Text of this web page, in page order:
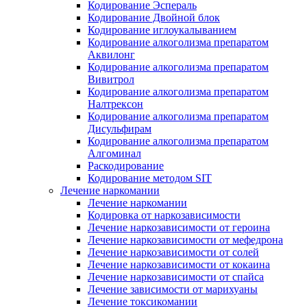
Кодирование Эспераль
Кодирование Двойной блок
Кодирование иглоукалыванием
Кодирование алкоголизма препаратом
Аквилонг
Кодирование алкоголизма препаратом
Вивитрол
Кодирование алкоголизма препаратом
Налтрексон
Кодирование алкоголизма препаратом
Дисульфирам
Кодирование алкоголизма препаратом
Алгоминал
Раскодирование
Кодирование методом SIT
Лечение наркомании
Лечение наркомании
Кодировка от наркозависимости
Лечение наркозависимости от героина
Лечение наркозависимости от мефедрона
Лечение наркозависимости от солей
Лечение наркозависимости от кокаина
Лечение наркозависимости от спайса
Лечение зависимости от марихуаны
Лечение токсикомании